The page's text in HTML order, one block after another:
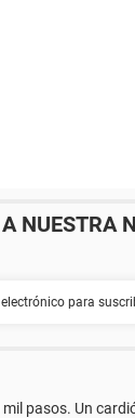
NUESTRA
pasos. Un